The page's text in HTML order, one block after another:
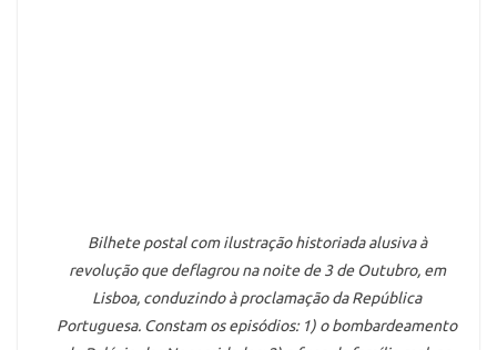
Bilhete postal com ilustração historiada alusiva à
revolução que deflagrou na noite de 3 de Outubro, em
Lisboa, conduzindo à proclamação da República
Portuguesa. Constam os episódios: 1) o bombardeamento